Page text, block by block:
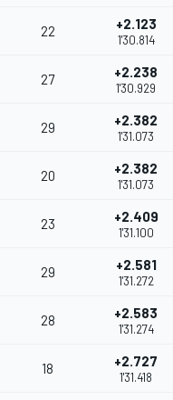
22 +2.123
1'30.814
27 +2.238
1'30.929
29 +2.382
1'31.073
20 +2.382
1'31.073
23 +2.409
1'31.100
29 +2.581
1'31.272
28 +2.583
1'31.274
18 +2.727
1'31.418